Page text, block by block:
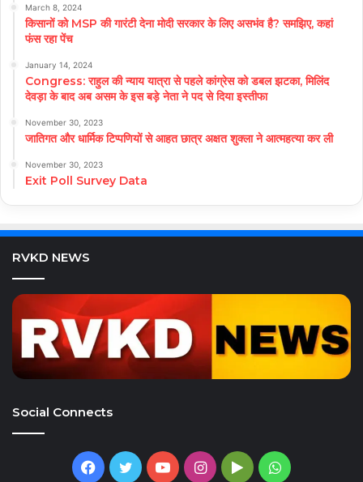
March 8, 2024
किसानों को MSP की गारंटी देना मोदी सरकार के लिए असभंव है? समझिए, कहां
फंस रहा पेंच
January 14, 2024
Congress: राहुल की न्याय यात्रा से पहले कांग्रेस को डबल झटका, मिलिंद
देवड़ा के बाद अब असम के इस बड़े नेता ने पद से दिया इस्तीफा
November 30, 2023
जातिगत और धार्मिक टिप्पणियों से आहत छात्र अक्षत शुक्ला ने आत्महत्या कर ली
November 30, 2023
Exit Poll Survey Data
RVKD NEWS
Social Connects
Facebook
TwitterYouTubeInstagram
GoogleWhatsApp